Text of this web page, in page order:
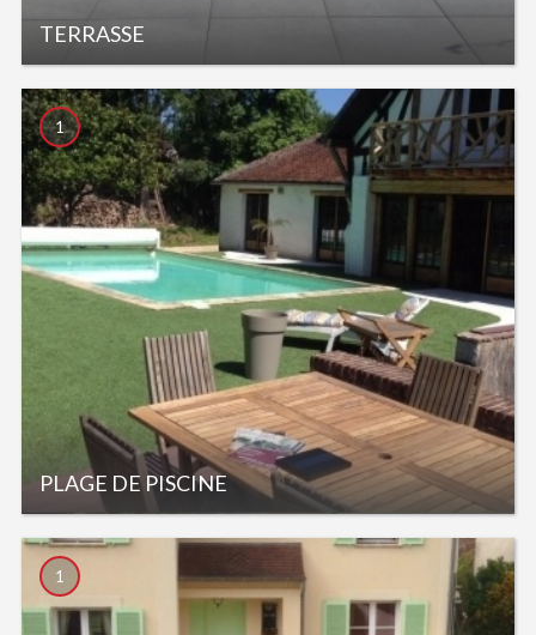
TERRASSE
PLAGE DE PISCINE
1
1